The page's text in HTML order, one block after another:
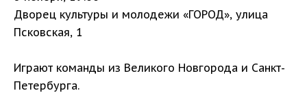
Дворец культуры и молодежи «ГОРОД», улица
Псковская, 1
Играют команды из Великого Новгорода и Санкт-
Петербурга.